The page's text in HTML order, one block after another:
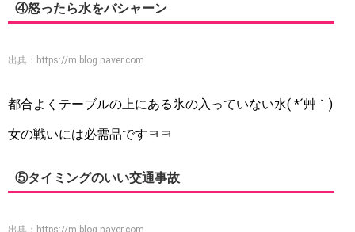
④怒ったら水をバシャーン
出典： https://m.blog.naver.com
都合よくテーブルの上にある氷の入っていない水( *´艸｀)
女の戦いには必需品ですㅋㅋ
⑤タイミングのいい交通事故
出典： https://m.blog.naver.com